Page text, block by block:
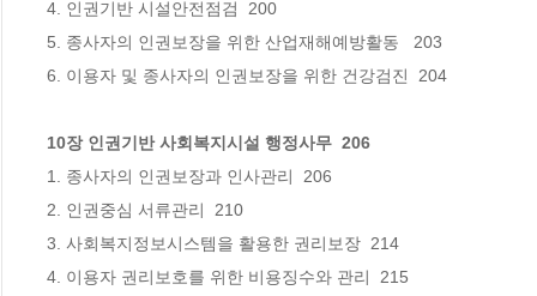
4. 인권기반 시설안전점검  200
5. 종사자의 인권보장을 위한 산업재해예방활동   203
10장 인권기반 사회복지시설 행정사무  206
1. 종사자의 인권보장과 인사관리  206
2. 인권중심 서류관리  210
3. 사회복지정보시스템을 활용한 권리보장  214
4. 이용자 권리보호를 위한 비용징수와 관리  215